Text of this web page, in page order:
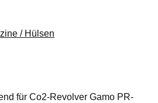
/ Hülsen
für Co2-Revolver Gamo PR-